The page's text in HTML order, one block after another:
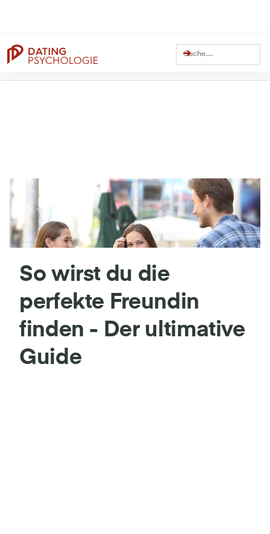
Dating Coach Seit
Über41 Millionen
So wirst du die
perfekte Freundin
finden - Der ultimative
Guide